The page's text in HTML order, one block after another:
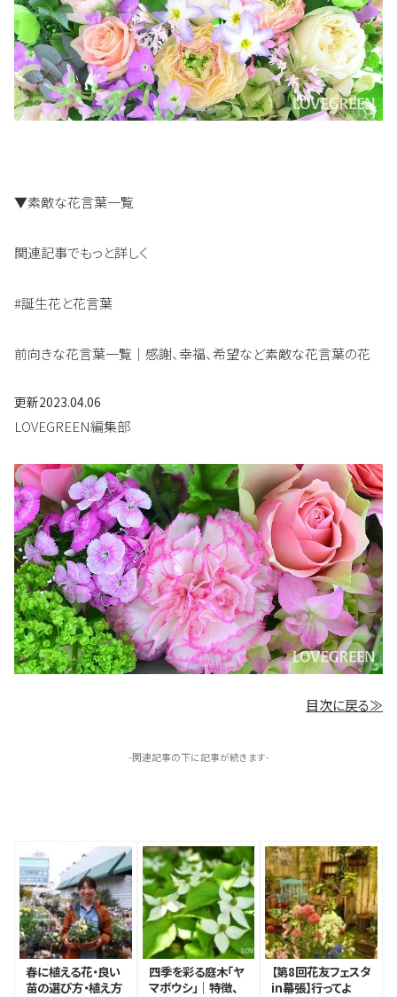
▼素敵な花言葉一覧
関連記事でもっと詳しく
#誕生花と花言葉
前向きな花言葉一覧｜感謝、幸福、希望など素敵な花言葉の花
更新2023.04.06
LOVEGREEN編集部
目次に戻る≫
-関連記事の下に記事が続きます-
春に植える花・良い
苗の選び方・植え方
四季を彩る庭木「ヤ
マボウシ」｜特徴、
【第8回花友フェスタ
in幕張】行ってよ